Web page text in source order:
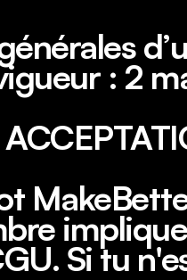
: 2
Si tu